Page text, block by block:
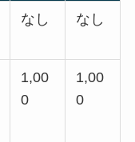
なし なし
1,00
0
1,00
0